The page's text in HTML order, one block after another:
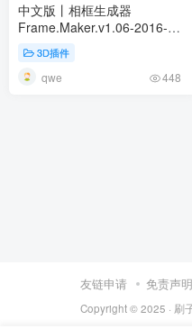
中文版丨相框生成器
Frame.Maker.v1.06-2016-
20243D插件
qwe 448
友链申请 免责声明
Copyright © 2025 · 刷